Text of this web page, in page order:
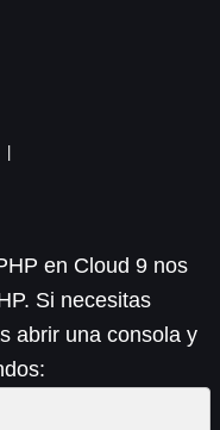
|
en Cloud 9 nos
Si necesitas
abrir una consola y